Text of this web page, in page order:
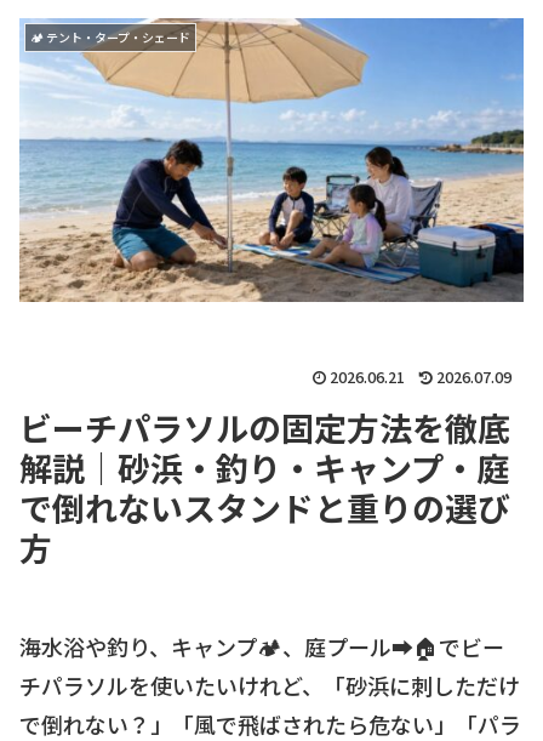
🏕 テント・タープ・シェード
2026.06.21 2026.07.09
ビーチパラソルの固定方法を徹底
解説｜砂浜・釣り・キャンプ・庭
で倒れないスタンドと重りの選び
方
海水浴や釣り、キャンプ🏕、庭プール➡️🏠でビー
チパラソルを使いたいけれど、「砂浜に刺しただけ
で倒れない？」「風で飛ばされたら危ない」「パラ